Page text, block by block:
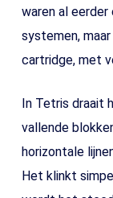
waren al
systemen,
cartridge, met
In Tetris draait
vallende
horizontale
Het klinkt